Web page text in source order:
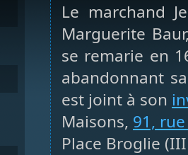
Le marchand
Marguerite
se remarie en
abandonnant
est joint à son
Maisons, 91,
Place Broglie